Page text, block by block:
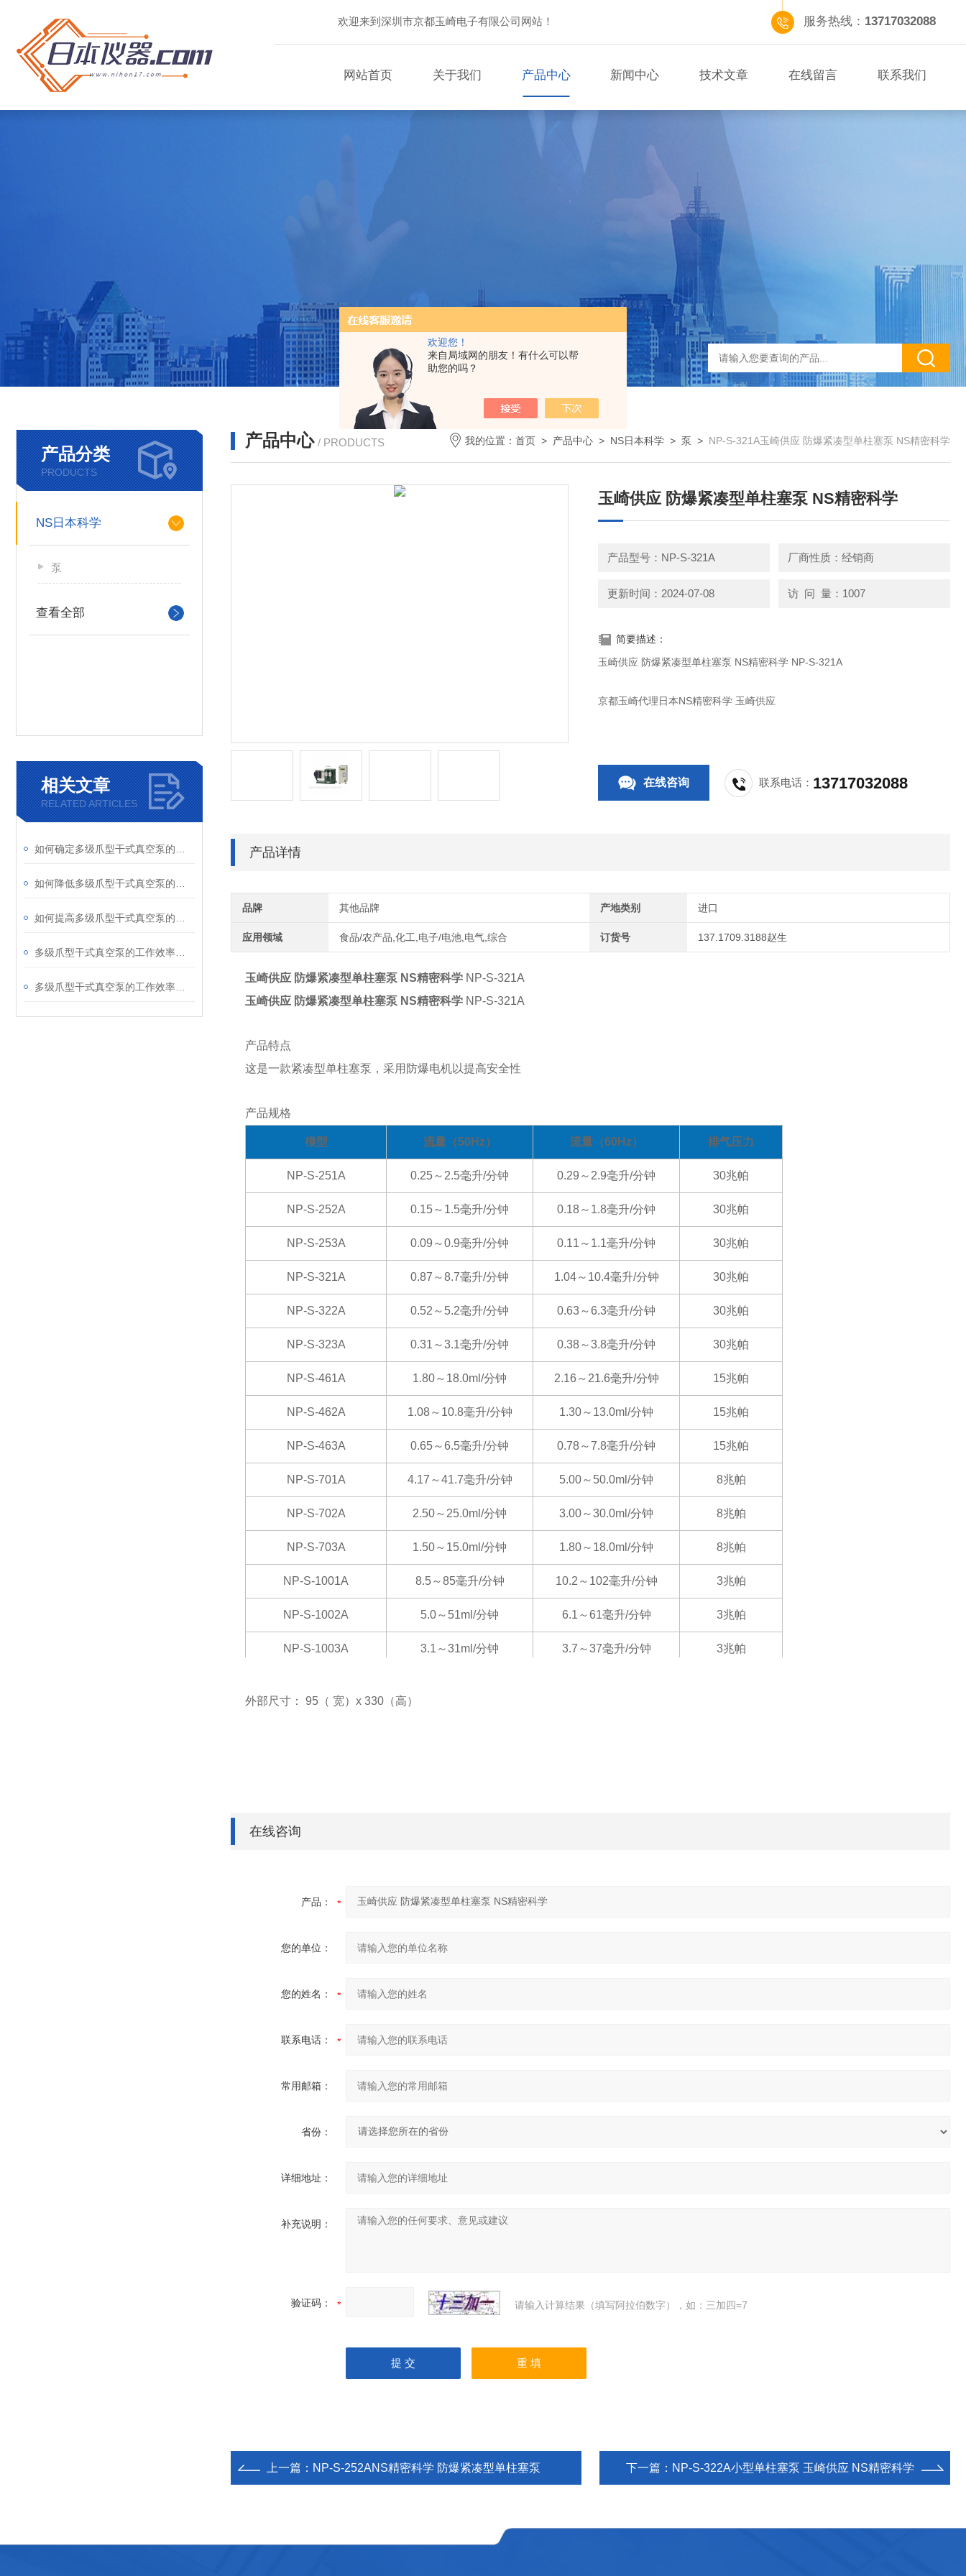
欢迎您！
来自局域网的朋友！有什么可以帮
助您的吗？
欢迎来到深圳市京都玉崎电子有限公司网站！ 服务热线： 13717032088
网站首页 关于我们 产品中心 新闻中心 技术文章 在线留言 联系我们
产品分类
PRODUCTS
NS日本科学
泵
查看全部
相关文章
RELATED ARTICLES
产品中心 / PRODUCTS 我的位置： 首页 > 产品中心 > NS日本科学 > 泵 > NP-S-321A玉崎供应 防爆紧凑型单柱塞泵 NS精密科学
玉崎供应 防爆紧凑型单柱塞泵 NS精密科学
产品型号：NP-S-321A 厂商性质：经销商
更新时间：2024-07-08 访 问 量：1007
简要描述：
玉崎供应 防爆紧凑型单柱塞泵 NS精密科学 NP-S-321A
京都玉崎代理日本NS精密科学 玉崎供应
在线咨询 联系电话： 13717032088
产品详情
品牌 其他品牌 产地类别 进口
应用领域 食品/农产品,化工,电子/电池,电气,综合 订货号 137.1709.3188赵生
玉崎供应 防爆紧凑型单柱塞泵 NS精密科学 NP-S-321A
玉崎供应 防爆紧凑型单柱塞泵 NS精密科学 NP-S-321A
产品特点
这是一款紧凑型单柱塞泵，采用防爆电机以提高安全性
产品规格
模型 流量（50Hz） 流量（60Hz） 排气压力
NP-S-251A 0.25～2.5毫升/分钟 0.29～2.9毫升/分钟 30兆帕
NP-S-252A 0.15～1.5毫升/分钟 0.18～1.8毫升/分钟 30兆帕
NP-S-253A 0.09～0.9毫升/分钟 0.11～1.1毫升/分钟 30兆帕
NP-S-321A 0.87～8.7毫升/分钟 1.04～10.4毫升/分钟 30兆帕
NP-S-322A 0.52～5.2毫升/分钟 0.63～6.3毫升/分钟 30兆帕
NP-S-323A 0.31～3.1毫升/分钟 0.38～3.8毫升/分钟 30兆帕
NP-S-461A 1.80～18.0ml/分钟 2.16～21.6毫升/分钟 15兆帕
NP-S-462A 1.08～10.8毫升/分钟 1.30～13.0ml/分钟 15兆帕
NP-S-463A 0.65～6.5毫升/分钟 0.78～7.8毫升/分钟 15兆帕
NP-S-701A 4.17～41.7毫升/分钟 5.00～50.0ml/分钟 8兆帕
NP-S-702A 2.50～25.0ml/分钟 3.00～30.0ml/分钟 8兆帕
NP-S-703A 1.50～15.0ml/分钟 1.80～18.0ml/分钟 8兆帕
NP-S-1001A 8.5～85毫升/分钟 10.2～102毫升/分钟 3兆帕
NP-S-1002A 5.0～51ml/分钟 6.1～61毫升/分钟 3兆帕
NP-S-1003A 3.1～31ml/分钟 3.7～37毫升/分钟 3兆帕
外部尺寸： 95（ 宽） x 330（高）
在线咨询
产品：
您的单位：
您的姓名：
联系电话：
常用邮箱：
省份：
详细地址：
补充说明：
验证码： 请输入计算结果（填写阿拉伯数字），如：三加四=7
上一篇： NP-S-252ANS精密科学 防爆紧凑型单柱塞泵 下一篇： NP-S-322A小型单柱塞泵 玉崎供应 NS精密科学